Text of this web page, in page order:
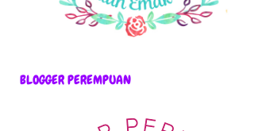
BLOGGER PEREMPUAN